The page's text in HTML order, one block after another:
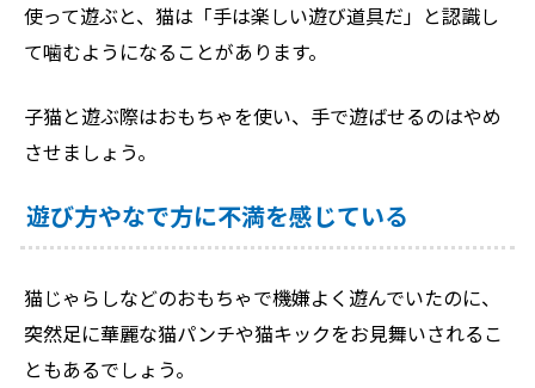
使って遊ぶと、猫は「手は楽しい遊び道具だ」と認識し
て噛むようになることがあります。
子猫と遊ぶ際はおもちゃを使い、手で遊ばせるのはやめ
させましょう。
遊び方やなで方に不満を感じている
猫じゃらしなどのおもちゃで機嫌よく遊んでいたのに、
突然足に華麗な猫パンチや猫キックをお見舞いされるこ
ともあるでしょう。